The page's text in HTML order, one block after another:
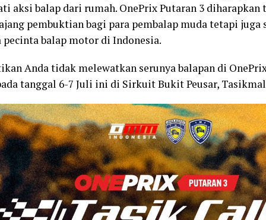
aksi balap dari rumah. OnePrix Putaran 3 diharapkan
pembuktian bagi para pembalap muda tetapi juga
pecinta balap motor di Indonesia.
Anda tidak melewatkan serunya balapan di
tanggal 6-7 Juli ini di Sirkuit Bukit Peusar,